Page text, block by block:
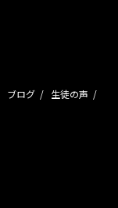
ブログ
生徒の声